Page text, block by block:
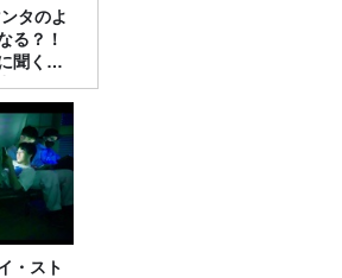
タのよ
る？！
聞くメ
！！
・スト